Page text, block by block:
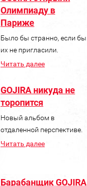
Олимпиаду в
Париже
Было бы странно, если бы
их не пригласили.
Читать далее
GOJIRA никуда не
торопится
Новый альбом в
отдаленной перспективе.
Читать далее
Барабанщик GOJIRA